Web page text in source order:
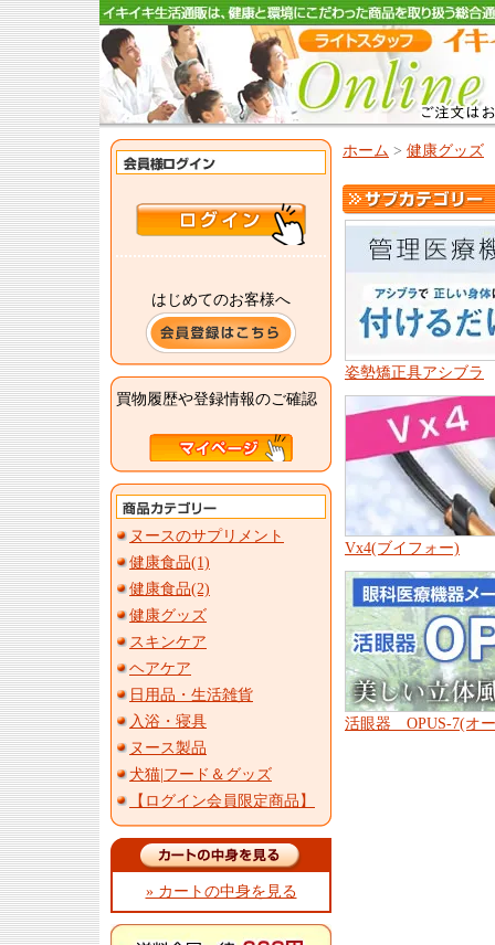
はじめてのお客様へ
買物履歴や登録情報のご確認
ヌースのサプリメント
健康食品(1)
健康食品(2)
健康グッズ
スキンケア
ヘアケア
日用品・生活雑貨
入浴・寝具
ヌース製品
犬猫|フード＆グッズ
【ログイン会員限定商品】
» カートの中身を見る
ホーム > 健康グッズ
姿勢矯正具アシブラ
Vx4(ブイフォー)
活眼器 OPUS-7(オ